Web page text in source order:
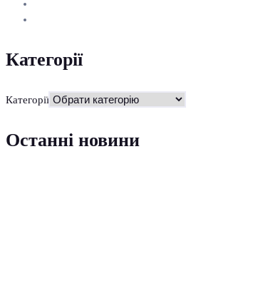
Категорії
Категорії
Останні новини